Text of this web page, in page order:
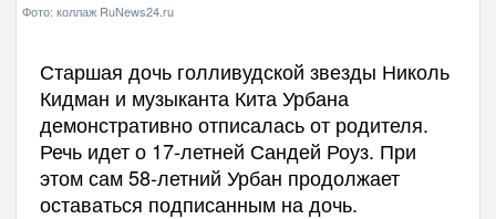
Фото: коллаж RuNews24.ru
Старшая дочь голливудской звезды Николь
Кидман и музыканта Кита Урбана
демонстративно отписалась от родителя.
Речь идет о 17-летней Сандей Роуз. При
этом сам 58-летний Урбан продолжает
оставаться подписанным на дочь.